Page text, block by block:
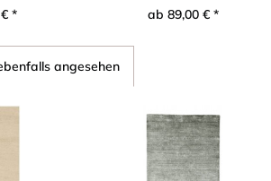
* ab 89,00 € *
angesehen